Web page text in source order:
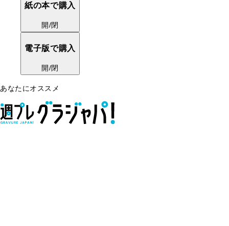
紙の本で購入
開/閉
電子版で購入
開/閉
あなたにオススメ